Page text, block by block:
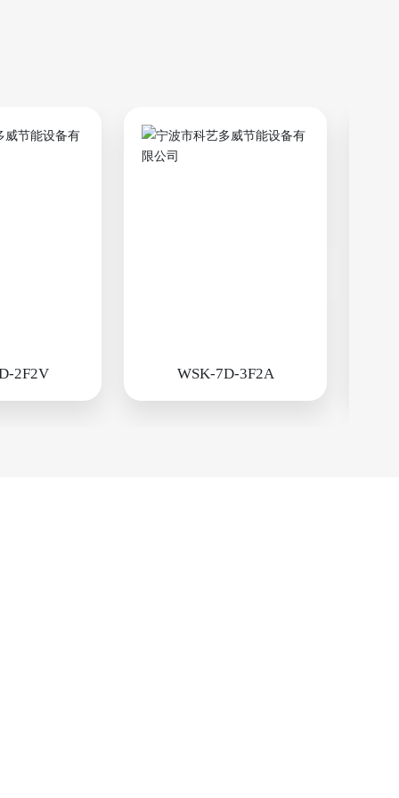
2F2V WSK-7D-3F2A